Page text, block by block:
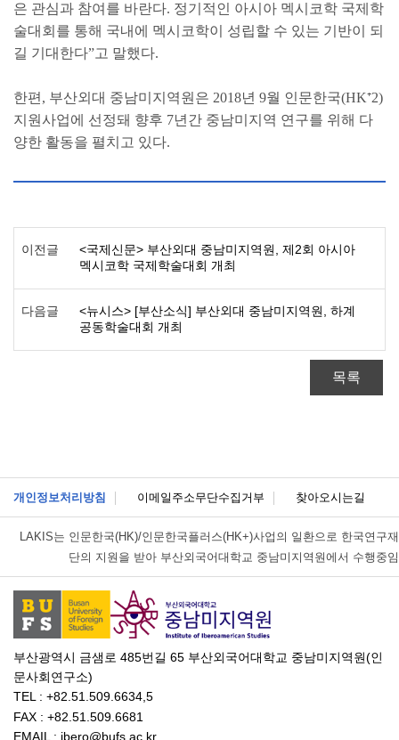
은 관심과 참여를 바란다. 정기적인 아시아 멕시코학 국제학
술대회를 통해 국내에 멕시코학이 성립할 수 있는 기반이 되
길 기대한다”고 말했다.
한편, 부산외대 중남미지역원은 2018년 9월 인문한국(HK⁺2)
지원사업에 선정돼 향후 7년간 중남미지역 연구를 위해 다
양한 활동을 펼치고 있다.
이전글
<국제신문> 부산외대 중남미지역원, 제2회 아시아
멕시코학 국제학술대회 개최
다음글
<뉴시스> [부산소식] 부산외대 중남미지역원, 하계
공동학술대회 개최
목록
개인정보처리방침 이메일주소무단수집거부 찾아오시는길
LAKIS는 인문한국(HK)/인문한국플러스(HK+)사업의 일환으로 한국연구재
단의 지원을 받아 부산외국어대학교 중남미지역원에서 수행중임
부산광역시 금샘로 485번길 65 부산외국어대학교 중남미지역원(인
문사회연구소)
TEL : +82.51.509.6634,5
FAX : +82.51.509.6681
EMAIL : ibero@bufs.ac.kr